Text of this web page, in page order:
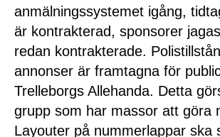
anmälningssystemet igång,
är kontrakterad, sponsorer
redan kontrakterade.
annonser är framtagna för
Trelleborgs Allehanda. Detta
grupp som har massor att göra
Layouter på nummerlappar ska